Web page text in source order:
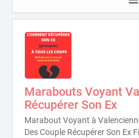
Marabouts Voyant
Récupérer Son Ex
Marabout Voyant à
Des Couple Récupérer Son Ex